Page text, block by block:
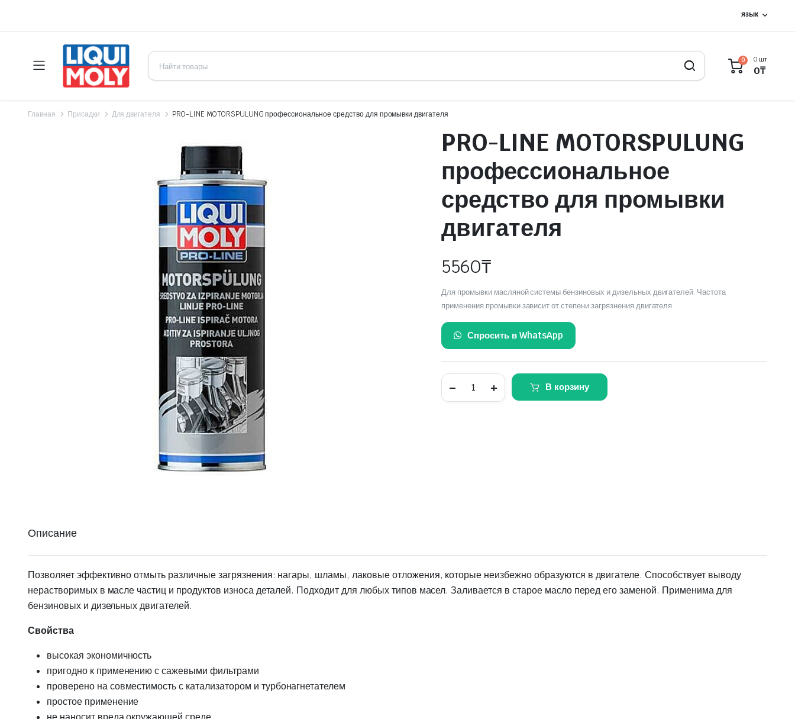
язык
0 0 шт
0₸
Главная Присадки Для двигателя PRO-LINE MOTORSPULUNG профессиональное средство для промывки двигателя
PRO-LINE MOTORSPULUNG
профессиональное
средство для промывки
двигателя
5560₸
Для промывки масляной системы бензиновых и дизельных двигателей. Частота
применения промывки зависит от степени загрязнения двигателя.
Спросить в WhatsApp
LINE
MOTORSPULUNG
В корзину
Описание
Позволяет эффективно отмыть различные загрязнения: нагары, шламы, лаковые отложения, которые неизбежно образуются в двигателе. Способствует выводу
нерастворимых в масле частиц и продуктов износа деталей. Подходит для любых типов масел. Заливается в старое масло перед его заменой. Применима для
бензиновых и дизельных двигателей.
Свойства
высокая экономичность
пригодно к применению с сажевыми фильтрами
проверено на совместимость с катализатором и турбонагнетателем
простое применение